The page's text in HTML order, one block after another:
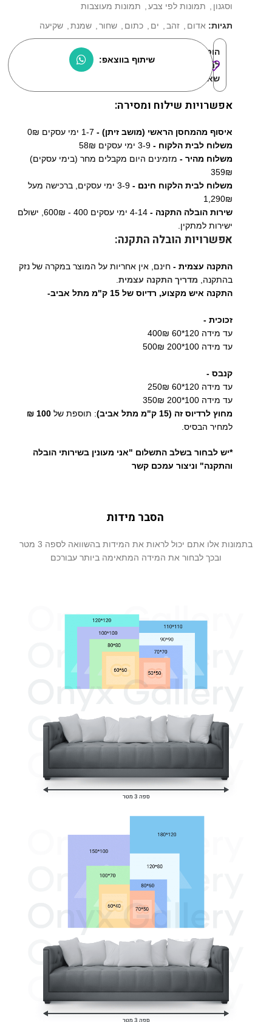
וסגנון
תמונות לפי צבע
תמונות מעוצבות
תגיות: אדום זהב ים כתום שחור שמנת שקיעה
הוסף
למוצרים
שאהבתי:
שיתוף בווצאפ:
אפשרויות שילוח ומסירה:
איסוף מהמחסן הראשי (מושב זיתן) -
משלוח לבית הלקוח - 3-9 ימי עסקים 58₪
משלוח מהיר - מזמינים היום מקבלים מחר (בימי עסקים)
359₪
משלוח לבית הלקוח חינם -
3-9 ימי עסקים, ברכישה מעל
1,290₪
שירות הובלה התקנה -
4-14 ימי עסקים 400 - 600₪, ישולם
ישירות למתקין.
אפשרויות הובלה התקנה:
התקנה עצמית - חינם, אין אחריות על המוצר במקרה של נזק
בהתקנה, מדריך התקנה עצמית
התקנה איש מקצוע, רדיוס של 15 ק"מ מתל אביב-
זכוכית -
עד מידה 120*60 400₪
עד מידה 100*200 500₪
קנבס -
עד מידה 120*60 250₪
עד מידה 100*200 350₪
מחוץ לרדיוס זה (15 ק"מ מתל אביב)
: תוספת של 100 ₪
למחיר הבסיס.
*יש לבחור בשלב התשלום "אני מעונין בשירותי הובלה
והתקנה" וניצור עמכם קשר
הסבר מידות
בתמונות אלו אתם יכול לראות את המידות בהשוואה לספה 3 מטר
ובכך לבחור את המידה המתאימה ביותר עבורכם